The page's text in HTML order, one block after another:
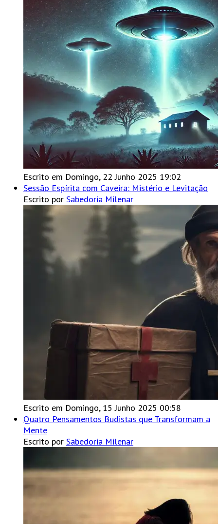
Escrito em Domingo, 22 Junho 2025 19:02
Sessão Espírita com Caveira: Mistério e Levitação
Escrito por Sabedoria Milenar
Escrito em Domingo, 15 Junho 2025 00:58
Quatro Pensamentos Budistas que Transformam a
Mente
Escrito por Sabedoria Milenar